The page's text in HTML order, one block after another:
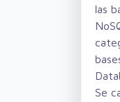
las
Se